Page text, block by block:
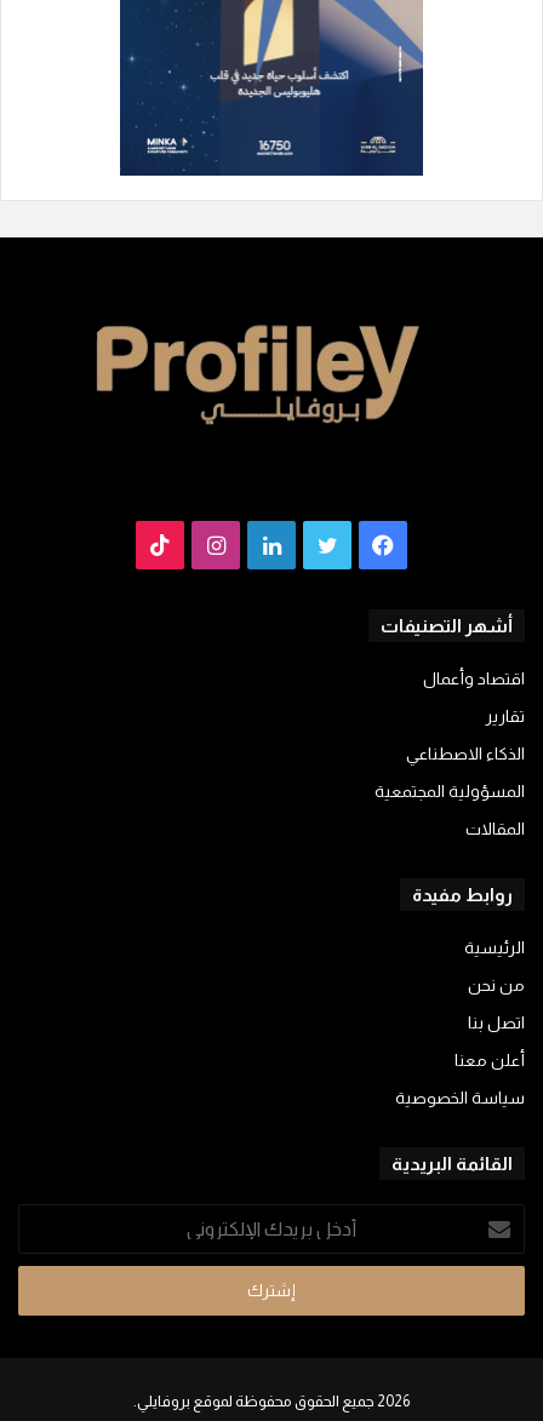
فيسبوكتويتر لينكدإن انستقرام
أشهر التصنيفات
اقتصاد وأعمال
تقارير
الذكاء الاصطناعي
المسؤولية المجتمعية
المقالات
روابط مفيدة
الرئيسية
من نحن
اتصل بنا
أعلن معنا
سياسة الخصوصية
القائمة البريدية
أدخل
بريدك
الإلكتروني
2026 جميع الحقوق محفوظة لموقع بروفايلي.